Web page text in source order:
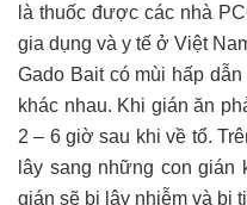
là thuốc được các nhà
gia dụng và y tế ở Việt
Gado Bait có mùi hấp
khác nhau. Khi gián ăn
2 – 6 giờ sau khi về tổ.
lây sang những con gián
gián sẽ bị lây nhiễm và bị